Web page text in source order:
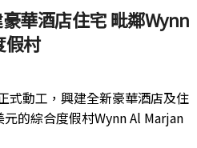
華酒店住宅 毗鄰Wynn
假村
式動工，興建全新豪華酒店及住
的綜合度假村Wynn Al Marjan